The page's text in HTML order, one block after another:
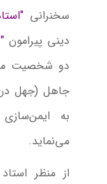
سخنرانی
دینی پیرامون
دو شخصیت
جاهل (جهل در
به
می‌نماید.
از منظر